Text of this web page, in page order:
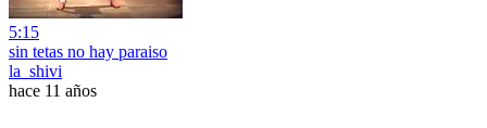
5:15
sin tetas no hay paraiso
la_shivi
hace 11 años